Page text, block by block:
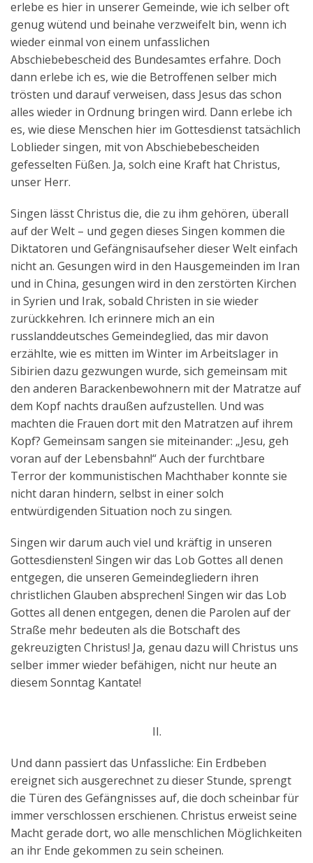
erlebe es hier in unserer Gemeinde, wie ich selber oft
genug wütend und beinahe verzweifelt bin, wenn ich
wieder einmal von einem unfasslichen
Abschiebebescheid des Bundesamtes erfahre. Doch
dann erlebe ich es, wie die Betroffenen selber mich
trösten und darauf verweisen, dass Jesus das schon
alles wieder in Ordnung bringen wird. Dann erlebe ich
es, wie diese Menschen hier im Gottesdienst tatsächlich
Loblieder singen, mit von Abschiebebescheiden
gefesselten Füßen. Ja, solch eine Kraft hat Christus,
unser Herr.
Singen lässt Christus die, die zu ihm gehören, überall
auf der Welt – und gegen dieses Singen kommen die
Diktatoren und Gefängnisaufseher dieser Welt einfach
nicht an. Gesungen wird in den Hausgemeinden im Iran
und in China, gesungen wird in den zerstörten Kirchen
in Syrien und Irak, sobald Christen in sie wieder
zurückkehren. Ich erinnere mich an ein
russlanddeutsches Gemeindeglied, das mir davon
erzählte, wie es mitten im Winter im Arbeitslager in
Sibirien dazu gezwungen wurde, sich gemeinsam mit
den anderen Barackenbewohnern mit der Matratze auf
dem Kopf nachts draußen aufzustellen. Und was
machten die Frauen dort mit den Matratzen auf ihrem
Kopf? Gemeinsam sangen sie miteinander: „Jesu, geh
voran auf der Lebensbahn!“ Auch der furchtbare
Terror der kommunistischen Machthaber konnte sie
nicht daran hindern, selbst in einer solch
entwürdigenden Situation noch zu singen.
Singen wir darum auch viel und kräftig in unseren
Gottesdiensten! Singen wir das Lob Gottes all denen
entgegen, die unseren Gemeindegliedern ihren
christlichen Glauben absprechen! Singen wir das Lob
Gottes all denen entgegen, denen die Parolen auf der
Straße mehr bedeuten als die Botschaft des
gekreuzigten Christus! Ja, genau dazu will Christus uns
selber immer wieder befähigen, nicht nur heute an
diesem Sonntag Kantate!
II.
Und dann passiert das Unfassliche: Ein Erdbeben
ereignet sich ausgerechnet zu dieser Stunde, sprengt
die Türen des Gefängnisses auf, die doch scheinbar für
immer verschlossen erschienen. Christus erweist seine
Macht gerade dort, wo alle menschlichen Möglichkeiten
an ihr Ende gekommen zu sein scheinen.